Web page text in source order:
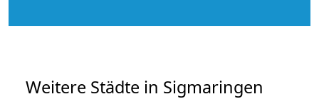
Weitere Städte in Sigmaringen